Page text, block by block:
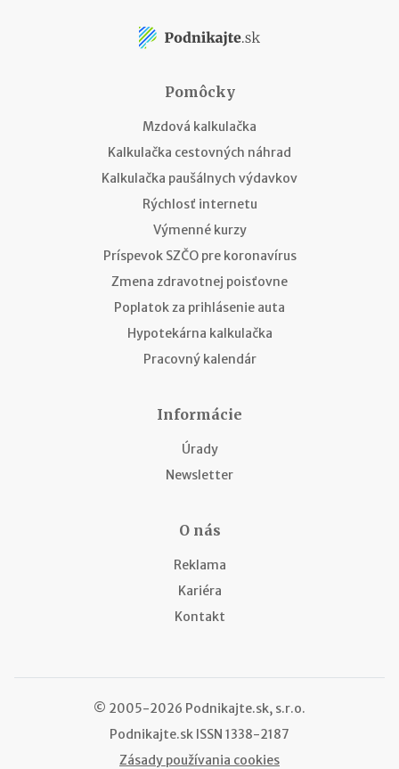
Pomôcky
Mzdová kalkulačka
Kalkulačka cestovných náhrad
Kalkulačka paušálnych výdavkov
Rýchlosť internetu
Výmenné kurzy
Príspevok SZČO pre koronavírus
Zmena zdravotnej poisťovne
Poplatok za prihlásenie auta
Hypotekárna kalkulačka
Pracovný kalendár
Informácie
Úrady
Newsletter
O nás
Reklama
Kariéra
Kontakt
© 2005-2026 Podnikajte.sk, s.r.o.
Podnikajte.sk ISSN 1338-2187
Zásady používania cookies